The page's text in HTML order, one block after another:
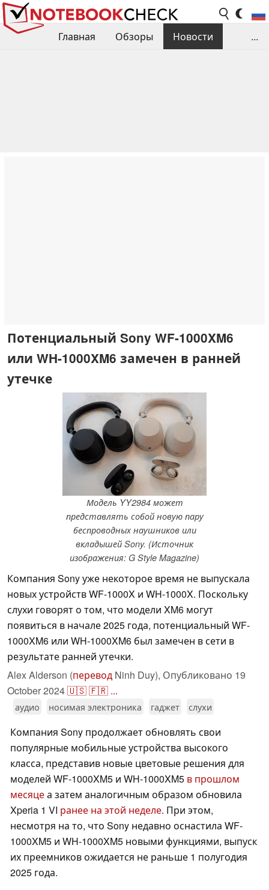
Главная Обзоры
Новости
...
Потенциальный Sony WF-1000XM6
или WH-1000XM6 замечен в ранней
утечке
Модель YY2984 может
представлять собой новую пару
беспроводных наушников или
вкладышей Sony. (Источник
изображения: G Style Magazine)
Компания Sony уже некоторое время не выпускала
новых устройств WF-1000X и WH-1000X. Поскольку
слухи говорят о том, что модели XM6 могут
появиться в начале 2025 года, потенциальный WF-
1000XM6 или WH-1000XM6 был замечен в сети в
результате ранней утечки.
Alex Alderson (перевод Ninh Duy), Опубликовано 19
October 2024🇺🇸🇫🇷 ...
аудио носимая электроника гаджет слухи
Компания Sony продолжает обновлять свои
популярные мобильные устройства высокого
класса, представив новые цветовые решения для
моделей WF-1000XM5 и WH-1000XM5 в прошлом
месяцеа затем аналогичным образом обновила
Xperia 1 VI ранее на этой неделе. При этом,
несмотря на то, что Sony недавно оснастила WF-
1000XM5 и WH-1000XM5 новыми функциями, выпуск
их преемников ожидается не раньше 1 полугодия
2025 года.